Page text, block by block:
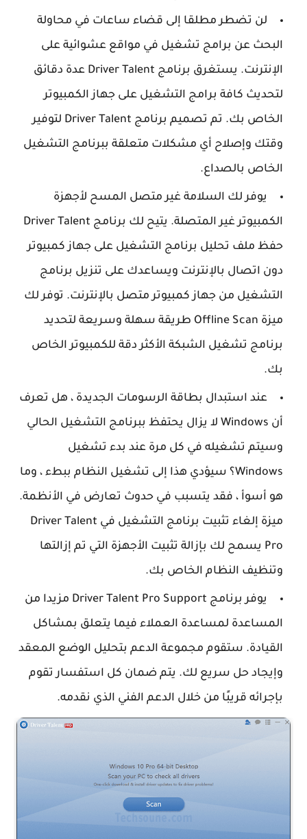
لن تضطر مطلقا إلى قضاء ساعات في محاولة
البحث عن برامج تشغيل في مواقع عشوائية على
الإنترنت. يستغرق برنامج Driver Talent عدة دقائق
لتحديث كافة برامج التشغيل على جهاز الكمبيوتر
الخاص بك. تم تصميم برنامج Driver Talent لتوفير
وقتك وإصلاح أي مشكلات متعلقة ببرنامج التشغيل
الخاص بالصداع.
يوفر لك السلامة غير متصل المسح لأجهزة
الكمبيوتر غير المتصلة. يتيح لك برنامج Driver Talent
حفظ ملف تحليل برنامج التشغيل على جهاز كمبيوتر
دون اتصال بالإنترنت ويساعدك على تنزيل برنامج
التشغيل من جهاز كمبيوتر متصل بالإنترنت. توفر لك
ميزة Offline Scan طريقة سهلة وسريعة لتحديد
برنامج تشغيل الشبكة الأكثر دقة للكمبيوتر الخاص
بك.
عند استبدال بطاقة الرسومات الجديدة ، هل تعرف
أن Windows لا يزال يحتفظ ببرنامج التشغيل الحالي
وسيتم تشغيله في كل مرة عند بدء تشغيل
Windows؟ سيؤدي هذا إلى تشغيل النظام ببطء ، وما
هو أسوأ ، فقد يتسبب في حدوث تعارض في الأنظمة.
ميزة إلغاء تثبيت برنامج التشغيل في Driver Talent
Pro يسمح لك بإزالة تثبيت الأجهزة التي تم إزالتها
وتنظيف النظام الخاص بك.
يوفر برنامج Driver Talent Pro Support مزيدا من
المساعدة لمساعدة العملاء فيما يتعلق بمشاكل
القيادة. ستقوم مجموعة الدعم بتحليل الوضع المعقد
وإيجاد حل سريع لك. يتم ضمان كل استفسار تقوم
بإجرائه قريبًا من خلال الدعم الفني الذي نقدمه.